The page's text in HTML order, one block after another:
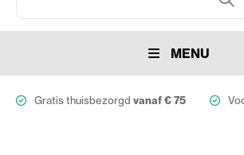
MENU
Gratis thuisbezorgd vanaf € 75